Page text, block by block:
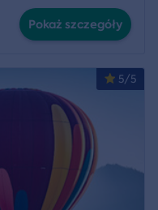
Pokaż szczegóły
5/5